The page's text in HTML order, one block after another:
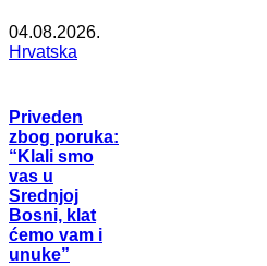
04.08.2026.
Hrvatska
Priveden
zbog poruka:
“Klali smo
vas u
Srednjoj
Bosni, klat
ćemo vam i
unuke”